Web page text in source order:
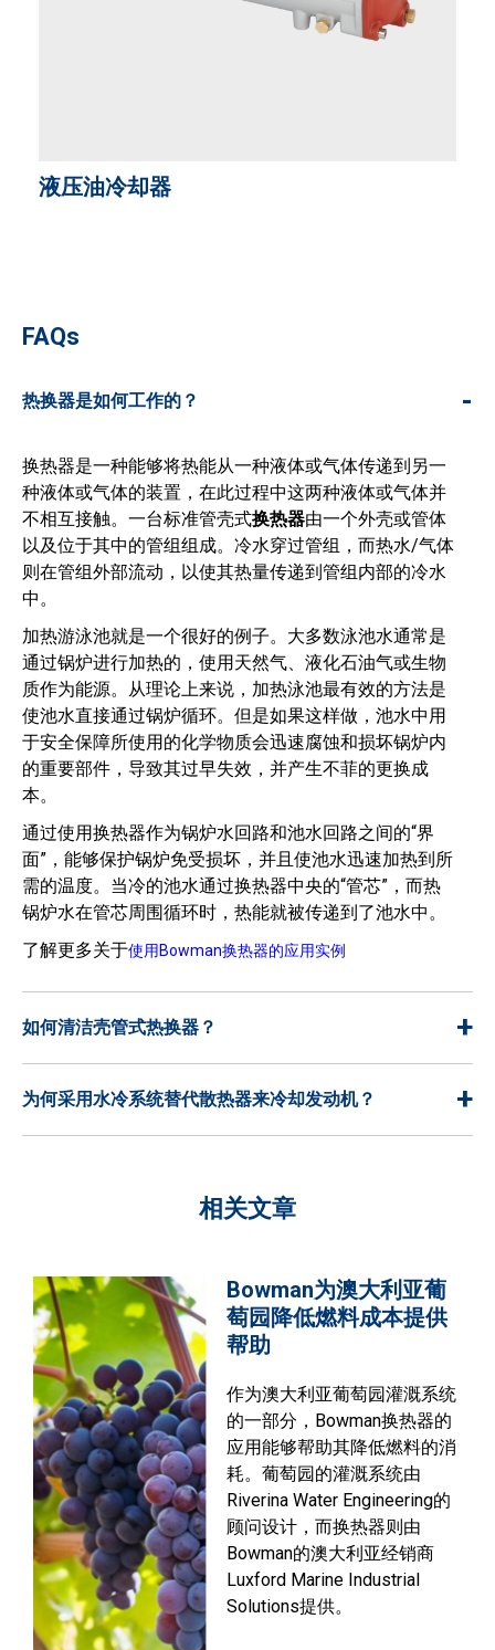
液压油冷却器
FAQs
热换器是如何工作的？ -
换热器是一种能够将热能从一种液体或气体传递到另一
种液体或气体的装置，在此过程中这两种液体或气体并
不相互接触。一台标准管壳式换热器由一个外壳或管体
以及位于其中的管组组成。冷水穿过管组，而热水/气体
则在管组外部流动，以使其热量传递到管组内部的冷水
中。
加热游泳池就是一个很好的例子。大多数泳池水通常是
通过锅炉进行加热的，使用天然气、液化石油气或生物
质作为能源。从理论上来说，加热泳池最有效的方法是
使池水直接通过锅炉循环。但是如果这样做，池水中用
于安全保障所使用的化学物质会迅速腐蚀和损坏锅炉内
的重要部件，导致其过早失效，并产生不菲的更换成
本。
通过使用换热器作为锅炉水回路和池水回路之间的“界
面”，能够保护锅炉免受损坏，并且使池水迅速加热到所
需的温度。当冷的池水通过换热器中央的“管芯”，而热
锅炉水在管芯周围循环时，热能就被传递到了池水中。
了解更多关于使用Bowman换热器的应用实例
如何清洁壳管式热换器？ +
为何采用水冷系统替代散热器来冷却发动机？ +
相关文章
Bowman为澳大利亚葡
萄园降低燃料成本提供
帮助
作为澳大利亚葡萄园灌溉系统
的一部分，Bowman换热器的
应用能够帮助其降低燃料的消
耗。葡萄园的灌溉系统由
Riverina Water Engineering的
顾问设计，而换热器则由
Bowman的澳大利亚经销商
Luxford Marine Industrial
Solutions提供。